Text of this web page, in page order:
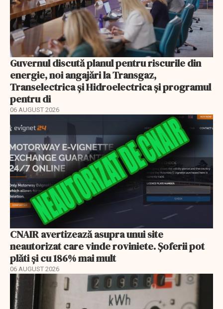
Guvernul discută planul pentru riscurile din
energie, noi angajări la Transgaz,
Transelectrica și Hidroelectrica și programul
pentru di
06 AUGUST 2026
CNAIR avertizează asupra unui site
neautorizat care vinde roviniete. Șoferii pot
plăti și cu 186% mai mult
06 AUGUST 2026